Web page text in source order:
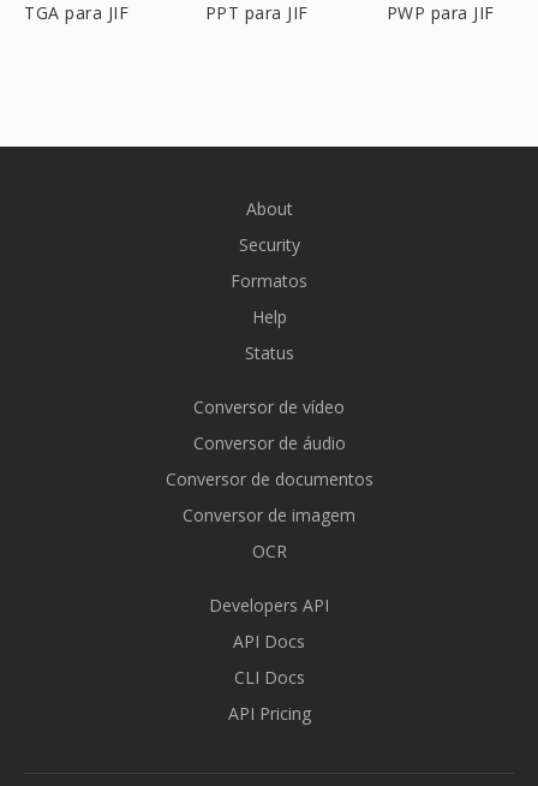
TGA para JIF PPT para JIF PWP para JIF
About
Security
Formatos
Help
Status
Conversor de vídeo
Conversor de áudio
Conversor de documentos
Conversor de imagem
OCR
Developers API
API Docs
CLI Docs
API Pricing